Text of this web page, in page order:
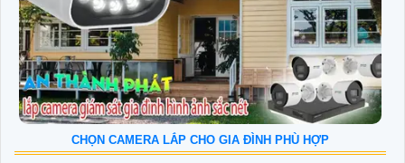
CHỌN CAMERA LẮP CHO GIA ĐÌNH PHÙ HỢP